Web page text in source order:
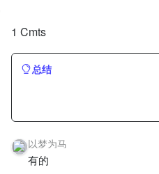
1 Cmts
总结
以梦为马
有的